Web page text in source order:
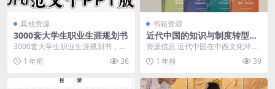
其他资源
3000套大学生职业生涯规划书
3000套大学生职业生涯规划书，按
专业排序，Word十PPT版本，稍微
修改就能用...
1 年前 36
书籍资源
近代中国的知识与制度转型
[人文社科]
资源信息 近代中国在中西文化冲突
与融合中，经历了国学、国画等“国
字号”概念的兴起...
1 年前 39